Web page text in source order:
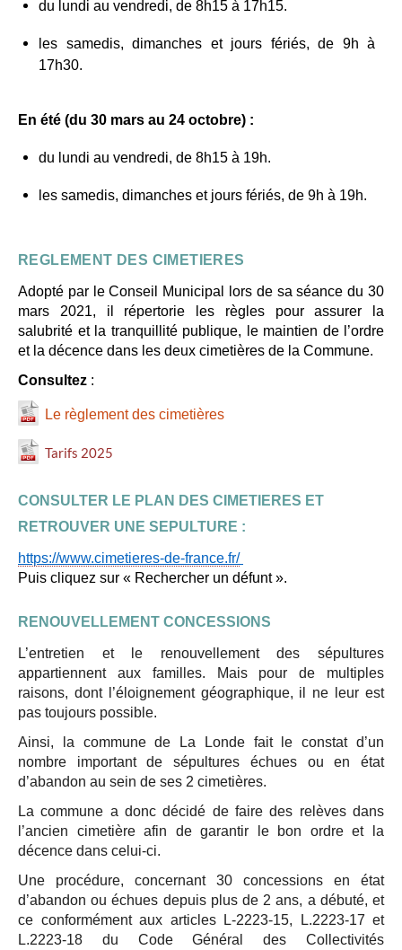
du lundi au vendredi, de 8h15 à 17h15.
les samedis, dimanches et jours fériés, de 9h à
17h30.
En été (du 30 mars au 24 octobre) :
du lundi au vendredi, de 8h15 à 19h.
les samedis, dimanches et jours fériés, de 9h à 19h.
REGLEMENT DES CIMETIERES
Adopté par le Conseil Municipal lors de sa séance du 30
mars 2021, il répertorie les règles pour assurer la
salubrité et la tranquillité publique, le maintien de l’ordre
et la décence dans les deux cimetières de la Commune.
Consultez :
Le règlement des cimetières
Tarifs 2025
CONSULTER LE PLAN DES CIMETIERES ET
RETROUVER UNE SEPULTURE :
https://www.cimetieres-de-france.fr/
Puis cliquez sur « Rechercher un défunt ».
RENOUVELLEMENT CONCESSIONS
L’entretien et le renouvellement des sépultures
appartiennent aux familles. Mais pour de multiples
raisons, dont l’éloignement géographique, il ne leur est
pas toujours possible.
Ainsi, la commune de La Londe fait le constat d’un
nombre important de sépultures échues ou en état
d’abandon au sein de ses 2 cimetières.
La commune a donc décidé de faire des relèves dans
l’ancien cimetière afin de garantir le bon ordre et la
décence dans celui-ci.
Une procédure, concernant 30 concessions en état
d’abandon ou échues depuis plus de 2 ans, a débuté, et
ce conformément aux articles L-2223-15, L.2223-17 et
L.2223-18 du Code Général des Collectivités